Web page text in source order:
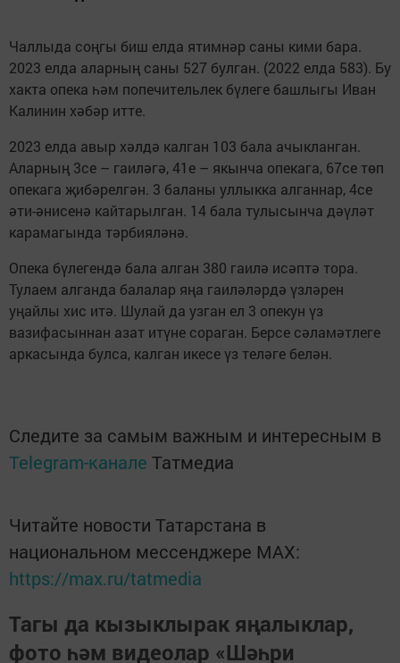
Чаллыда соңгы биш елда ятимнәр саны кими бара.
2023 елда аларның саны 527 булган. (2022 елда 583). Бу
хакта опека һәм попечительлек бүлеге башлыгы Иван
Калинин хәбәр итте.
2023 елда авыр хәлдә калган 103 бала ачыкланган.
Аларның 3се – гаиләгә, 41е – якынча опекага, 67се төп
опекага җибәрелгән. 3 баланы уллыкка алганнар, 4се
әти-әнисенә кайтарылган. 14 бала тулысынча дәүләт
карамагында тәрбияләнә.
Опека бүлегендә бала алган 380 гаилә исәптә тора.
Тулаем алганда балалар яңа гаиләләрдә үзләрен
уңайлы хис итә. Шулай да узган ел 3 опекун үз
вазифасыннан азат итүне сораган. Берсе сәламәтлеге
аркасында булса, калган икесе үз теләге белән.
Следите за самым важным и интересным в
Telegram-канале Татмедиа
Читайте новости Татарстана в
национальном мессенджере MАХ:
https://max.ru/tatmedia
Тагы да кызыклырак яңалыклар,
фото һәм видеолар «Шәһри